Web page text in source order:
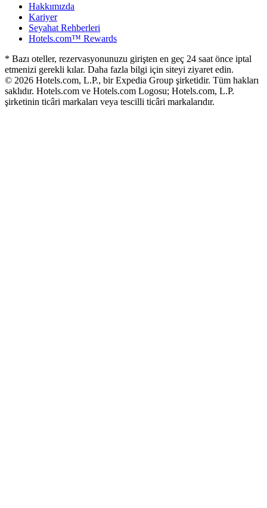
Hakkımızda
Kariyer
Seyahat Rehberleri
Hotels.com™ Rewards
* Bazı oteller, rezervasyonunuzu girişten en geç 24 saat önce iptal
etmenizi gerekli kılar. Daha fazla bilgi için siteyi ziyaret edin.
© 2026 Hotels.com, L.P., bir Expedia Group şirketidir. Tüm hakları
saklıdır. Hotels.com ve Hotels.com Logosu; Hotels.com, L.P.
şirketinin ticâri markaları veya tescilli ticâri markalarıdır.